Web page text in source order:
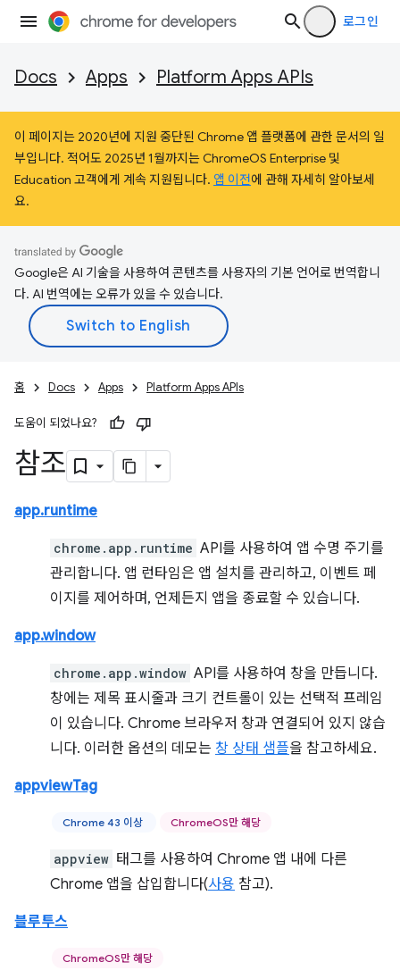
로그인
Docs Apps Platform Apps APIs
이 페이지는 2020년에 지원 중단된 Chrome 앱 플랫폼에 관한 문서의 일
부입니다. 적어도 2025년 1월까지는 ChromeOS Enterprise 및
Education 고객에게 계속 지원됩니다. 앱 이전에 관해 자세히 알아보세
요.
Google은 AI 기술을 사용하여 콘텐츠를 사용자의 기본 언어로 번역합니
다. AI 번역에는 오류가 있을 수 있습니다.
홈 Docs Apps Platform Apps APIs
도움이 되었나요?
참조
app.runtime
chrome.app.runtime API를 사용하여 앱 수명 주기를
관리합니다. 앱 런타임은 앱 설치를 관리하고, 이벤트 페
이지를 제어하며, 언제든지 앱을 종료할 수 있습니다.
app.window
chrome.app.window API를 사용하여 창을 만듭니다.
창에는 제목 표시줄과 크기 컨트롤이 있는 선택적 프레임
이 있습니다. Chrome 브라우저 창과 연결되어 있지 않습
니다. 이러한 옵션의 데모는 창 상태 샘플을 참고하세요.
appviewTag
Chrome 43 이상 ChromeOS만 해당
appview 태그를 사용하여 Chrome 앱 내에 다른
Chrome 앱을 삽입합니다(사용 참고).
블루투스
ChromeOS만 해당